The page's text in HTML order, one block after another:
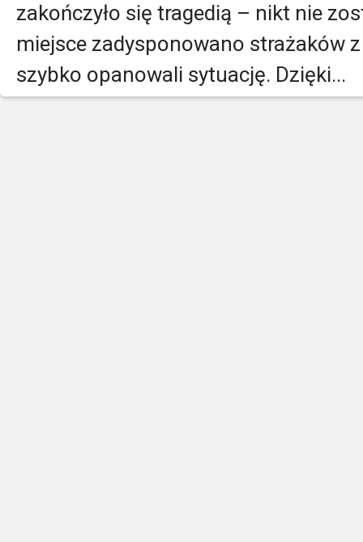
zakończyło się tragedią – nikt nie
miejsce zadysponowano strażaków
szybko opanowali sytuację. Dzięki...